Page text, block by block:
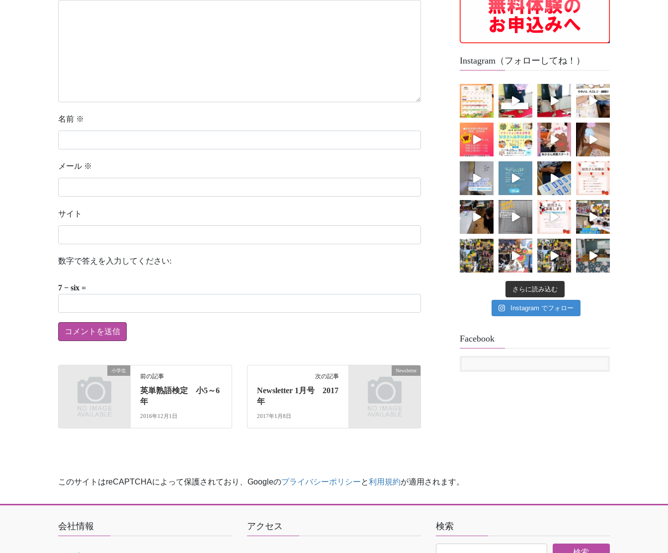
名前 ※
メール ※
サイト
数字で答えを入力してください:
7 − six =
小学生
前の記事
英単熟語検定 小5～6
年
2016年12月1日
Newsletter
次の記事
Newsletter 1月号 2017
年
2017年1月8日
Instagram（フォローしてね！）
さらに読み込む
Instagram でフォロー
Facebook
このサイトはreCAPTCHAによって保護されており、Googleのプライバシーポリシーと利用規約が適用されます。
会社情報 アクセス 検索